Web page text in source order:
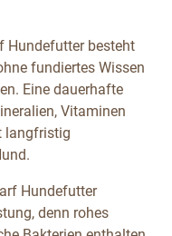
Hundefutter besteht
fundiertes Wissen
Eine dauerhafte
Vitaminen
langfristig
Hundefutter
denn rohes